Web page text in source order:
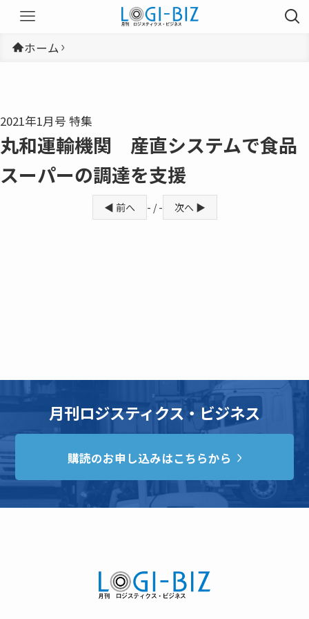
ホーム
2021年1月号 特集
丸和運輸機関 産直システムで食品
スーパーの調達を支援
◀ 前へ - / - 次へ ▶
月刊ロジスティクス・ビジネス
購読のお申し込みはこちらから